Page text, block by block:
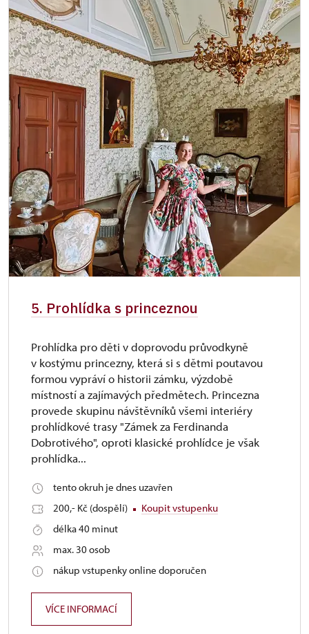
5. Prohlídka s princeznou
Prohlídka pro děti v doprovodu průvodkyně
v kostýmu princezny, která si s dětmi poutavou
formou vypráví o historii zámku, výzdobě
místností a zajímavých předmětech. Princezna
provede skupinu návštěvníků všemi interiéry
prohlídkové trasy "Zámek za Ferdinanda
Dobrotivého", oproti klasické prohlídce je však
prohlídka...
tento okruh je dnes uzavřen
200,- Kč (dospělí)
Koupit vstupenku
délka 40 minut
max. 30 osob
nákup vstupenky online doporučen
VÍCE INFORMACÍ